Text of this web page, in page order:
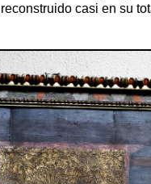
casi en su